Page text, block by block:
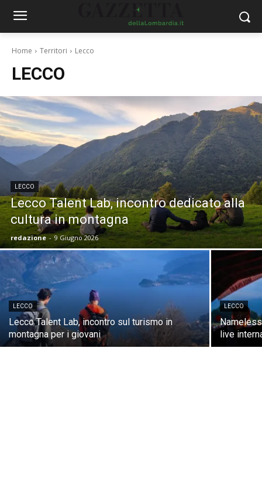
Home Territori Lecco
LECCO
LECCO
Lecco Talent Lab, incontro dedicato alla
cultura in montagna
redazione - 9 Giugno 2026
LECCO
Lecco Talent Lab, incontro sul turismo in
montagna per i giovani
LECCO
live